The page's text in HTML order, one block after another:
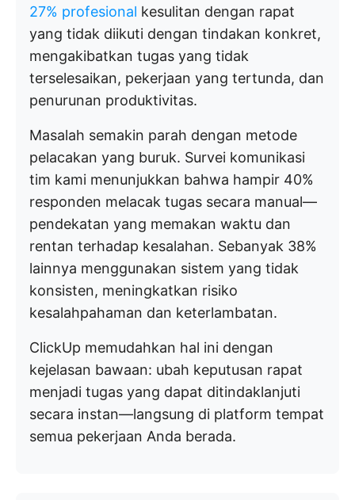
27% profesional kesulitan dengan rapat
yang tidak diikuti dengan tindakan konkret,
mengakibatkan tugas yang tidak
terselesaikan, pekerjaan yang tertunda, dan
penurunan produktivitas.
Masalah semakin parah dengan metode
pelacakan yang buruk. Survei komunikasi
tim kami menunjukkan bahwa hampir 40%
responden melacak tugas secara manual—
pendekatan yang memakan waktu dan
rentan terhadap kesalahan. Sebanyak 38%
lainnya menggunakan sistem yang tidak
konsisten, meningkatkan risiko
kesalahpahaman dan keterlambatan.
ClickUp memudahkan hal ini dengan
kejelasan bawaan: ubah keputusan rapat
menjadi tugas yang dapat ditindaklanjuti
secara instan—langsung di platform tempat
semua pekerjaan Anda berada.